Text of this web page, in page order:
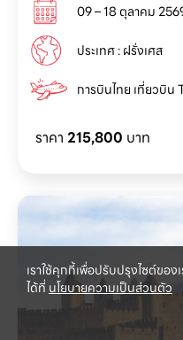
09 – 18 ตุลาคม
ประเทศ : ฝรั่งเศส
การบินไทย เที่ยวบิน
ราคา 215,800 บาท
เราใช้คุกกี้เพื่อปรับปรุงไซต์ขอ
ได้ที่ นโยบายความเป็นส่วนตัว